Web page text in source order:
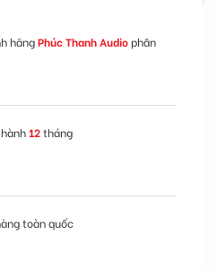
hãngPhúc Thanh Audio phân
12tháng
toàn quốc